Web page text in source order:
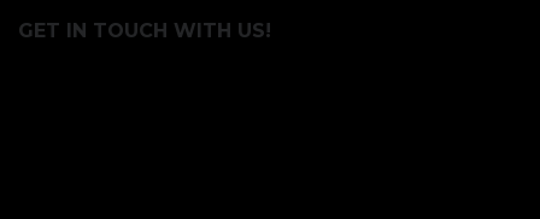
GET IN TOUCH WITH US!